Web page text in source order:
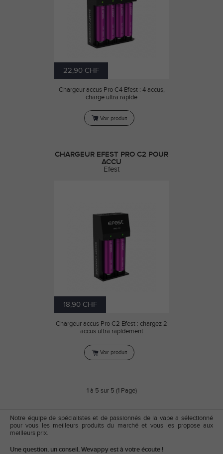
22,90 CHF
Chargeur accus Pro C4 Efest : 4 accus,
charge ultra rapide
Voir produit
CHARGEUR EFEST PRO C2 POUR
ACCU
Efest
18,90 CHF
Chargeur accus Pro C2 Efest : chargez 2
accus ultra rapidement
Voir produit
1 à 5 sur 5 (1 Page)
Notre équipe de spécialistes et de passionnés de la vape a sélectionné
pour vous les meilleurs produits du marché et vous les propose aux
meilleurs prix.
Une question, un conseil, Wevappy est à votre écoute !